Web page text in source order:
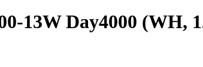
13W Day4000 (WH,